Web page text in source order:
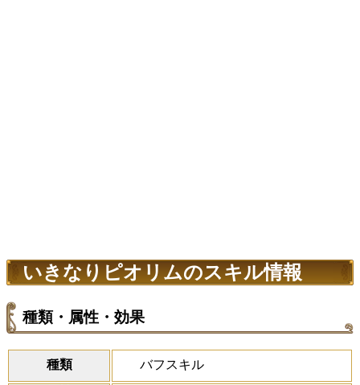
いきなりピオリムのスキル情報
種類・属性・効果
種類 バフスキル